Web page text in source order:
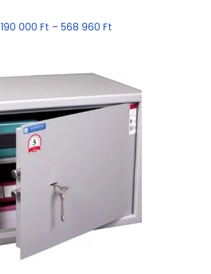
190 000 Ft – 568 960 Ft